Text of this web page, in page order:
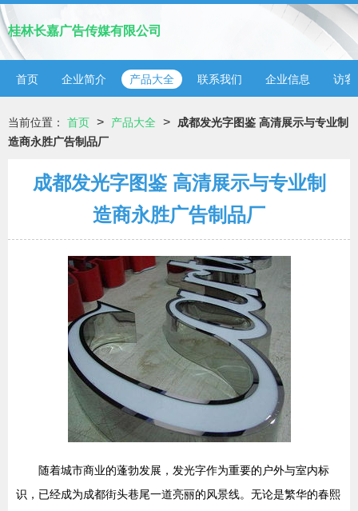
桂林长嘉广告传媒有限公司
首页 企业简介 产品大全 联系我们 企业信息 访客
当前位置： 首页 > 产品大全 >
成都发光字图鉴 高清展示与专业制
造商永胜广告制品厂
成都发光字图鉴 高清展示与专业制
造商永胜广告制品厂
随着城市商业的蓬勃发展，发光字作为重要的户外与室内标
识，已经成为成都街头巷尾一道亮丽的风景线。无论是繁华的春熙